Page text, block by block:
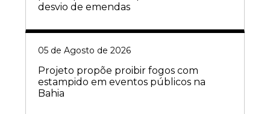
desvio de emendas
05 de Agosto de 2026
Projeto propõe proibir fogos com
estampido em eventos públicos na
Bahia